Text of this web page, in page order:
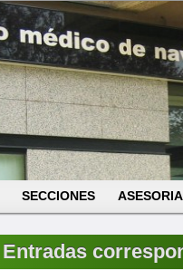
SECCIONES
Entradas